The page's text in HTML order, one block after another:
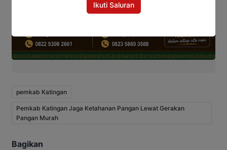
pemkab Katingan
Pemkab Katingan Jaga Ketahanan Pangan Lewat Gerakan
Pangan Murah
Bagikan
Ikuti Saluran